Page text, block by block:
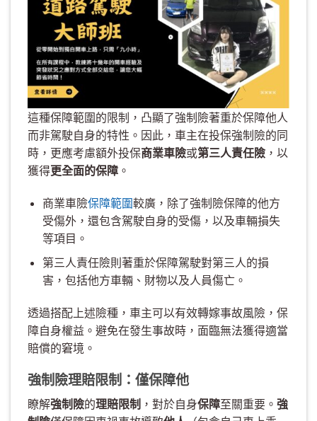
這種保障範圍的限制，凸顯了強制險著重於保障他人
而非駕駛自身的特性。因此，車主在投保強制險的同
時，更應考慮額外投保商業車險或第三人責任險 ，以
獲得更全面的保障 。
商業車險保障範圍較廣，除了強制險保障的他方
受傷外，還包含駕駛自身的受傷，以及車輛損失
等項目。
第三人責任險則著重於保障駕駛對第三人的損
害，包括他方車輛、財物以及人員傷亡。
透過搭配上述險種，車主可以有效轉嫁事故風險，保
障自身權益。避免在發生事故時，面臨無法獲得適當
賠償的窘境。
強制險理賠限制：僅保障他
瞭解強制險的理賠限制 ，對於自身保障至關重要。 強